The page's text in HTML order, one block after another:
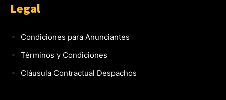
Legal
Condiciones para Anunciantes
Términos y Condiciones
Cláusula Contractual Despachos